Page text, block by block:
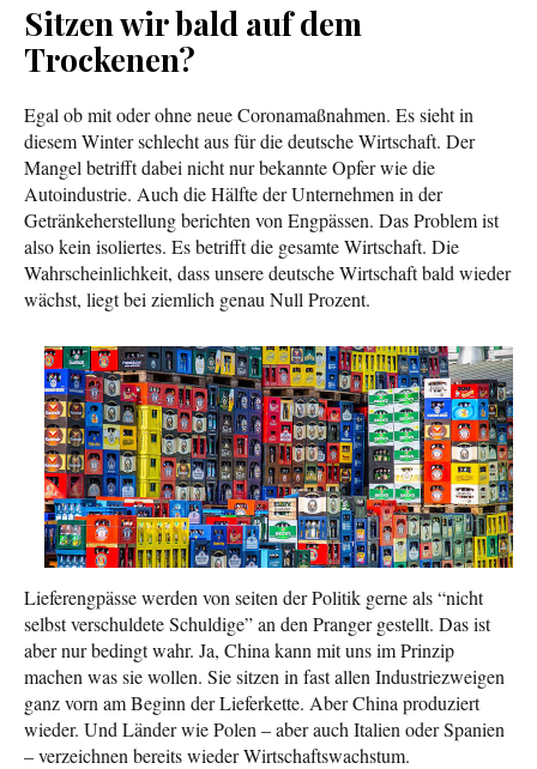
Sitzen wir bald auf dem
Trockenen?
Egal ob mit oder ohne neue Coronamaßnahmen. Es sieht in
diesem Winter schlecht aus für die deutsche Wirtschaft. Der
Mangel betrifft dabei nicht nur bekannte Opfer wie die
Autoindustrie. Auch die Hälfte der Unternehmen in der
Getränkeherstellung berichten von Engpässen. Das Problem ist
also kein isoliertes. Es betrifft die gesamte Wirtschaft. Die
Wahrscheinlichkeit, dass unsere deutsche Wirtschaft bald wieder
wächst, liegt bei ziemlich genau Null Prozent.
Lieferengpässe werden von seiten der Politik gerne als “nicht
selbst verschuldete Schuldige” an den Pranger gestellt. Das ist
aber nur bedingt wahr. Ja, China kann mit uns im Prinzip
machen was sie wollen. Sie sitzen in fast allen Industriezweigen
ganz vorn am Beginn der Lieferkette. Aber China produziert
wieder. Und Länder wie Polen – aber auch Italien oder Spanien
– verzeichnen bereits wieder Wirtschaftswachstum.